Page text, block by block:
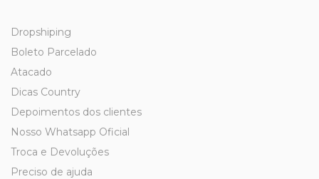
Dropshiping
Boleto Parcelado
Atacado
Dicas Country
Depoimentos dos clientes
Nosso Whatsapp Oficial
Troca e Devoluções
Preciso de ajuda